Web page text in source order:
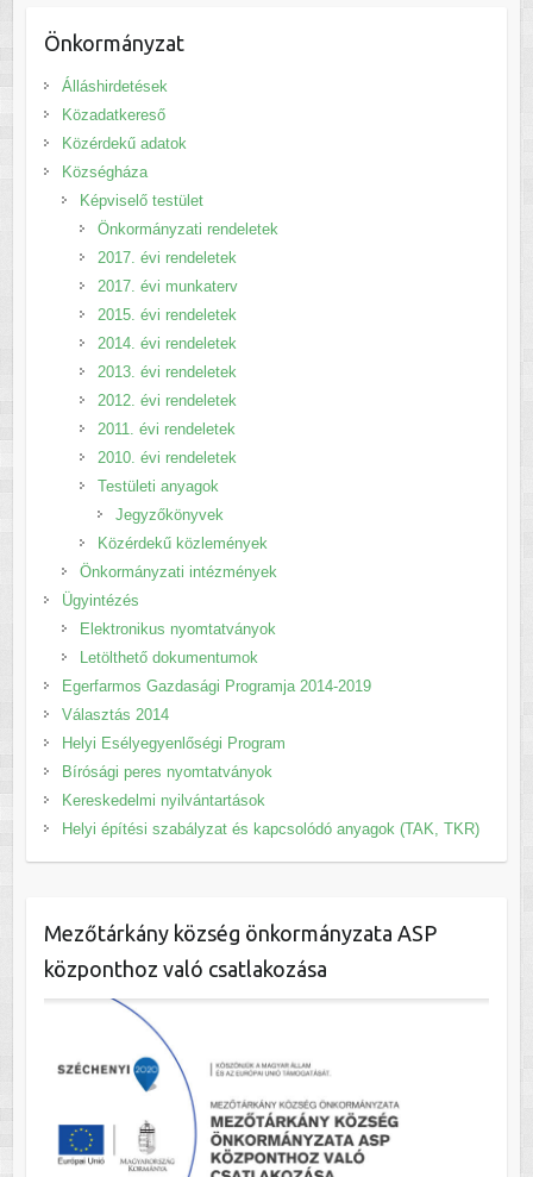
Önkormányzat
Álláshirdetések
Közadatkereső
Közérdekű adatok
Községháza
Képviselő testület
Önkormányzati rendeletek
2017. évi rendeletek
2017. évi munkaterv
2015. évi rendeletek
2014. évi rendeletek
2013. évi rendeletek
2012. évi rendeletek
2011. évi rendeletek
2010. évi rendeletek
Testületi anyagok
Jegyzőkönyvek
Közérdekű közlemények
Önkormányzati intézmények
Ügyintézés
Elektronikus nyomtatványok
Letölthető dokumentumok
Egerfarmos Gazdasági Programja 2014-2019
Választás 2014
Helyi Esélyegyenlőségi Program
Bírósági peres nyomtatványok
Kereskedelmi nyilvántartások
Helyi építési szabályzat és kapcsolódó anyagok (TAK, TKR)
Mezőtárkány község önkormányzata ASP
központhoz való csatlakozása